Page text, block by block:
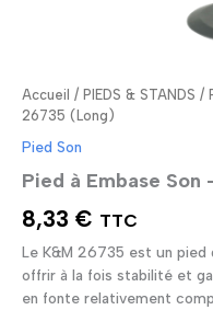
Accueil / PIEDS & STANDS /
26735 (Long)
Pied Son
Pied à Embase
8,33 € TTC
Le K&M 26735 est un
offrir à la fois stabilité et
en fonte relativement